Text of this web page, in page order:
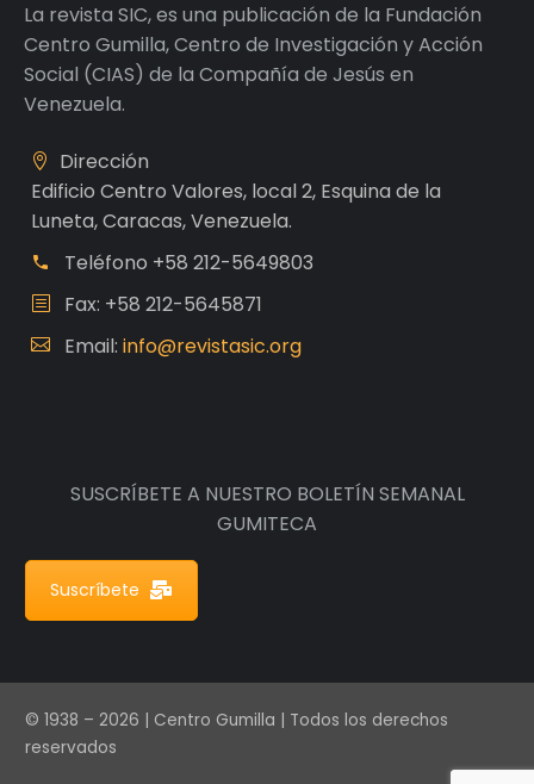
La revista SIC, es una publicación de la Fundación
Centro Gumilla, Centro de Investigación y Acción
Social (CIAS) de la Compañía de Jesús en
Venezuela.
Dirección
Edificio Centro Valores, local 2, Esquina de la
Luneta, Caracas, Venezuela.
Teléfono +58 212-5649803
Fax: +58 212-5645871
Email: info@revistasic.org
SUSCRÍBETE A NUESTRO BOLETÍN SEMANAL
GUMITECA
Suscríbete
© 1938 – 2026 | Centro Gumilla | Todos los derechos
reservados